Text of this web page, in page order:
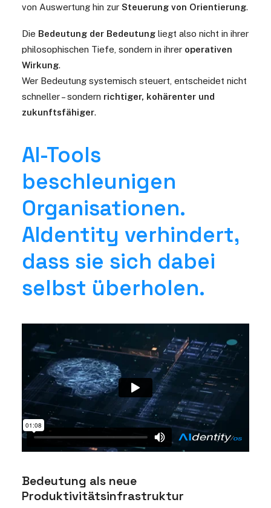
von Auswertung hin zur Steuerung von Orientierung.
Die Bedeutung der Bedeutung liegt also nicht in ihrer
philosophischen Tiefe, sondern in ihrer operativen
Wirkung.
Wer Bedeutung systemisch steuert, entscheidet nicht
schneller – sondern richtiger, kohärenter und
zukunftsfähiger.
AI-Tools
beschleunigen
Organisationen.
AIdentity verhindert,
dass sie sich dabei
selbst überholen.
Bedeutung als neue
Produktivitätsinfrastruktur